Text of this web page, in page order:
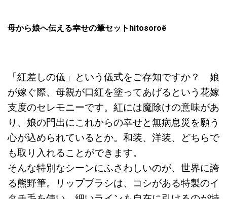
母から娘へ伝える幸せの筆セットhitosoroë
「紅差しの儀」という儀式をご存知ですか？ 娘
が嫁ぐ際、母親が口紅を塗ってあげるという花嫁
支度のセレモニーです。紅には魔除けの意味があ
り、娘の門出にこれからの幸せと無病息災を願う
心が込められているとか。和装、洋装、どちらで
も取り入れることができます。
そんな特別なシーンにふさわしいのが、世界に誇
る熊野筆。リップブラシは、コシがある特製のイ